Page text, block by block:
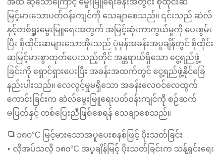
မြင့်မားသောပတ်ဝန်းကျင်ကို သေချာစေသည်။ ၎င်းသည် ဆဲလ်
နှင့်တစ်ရှူးမွေးမြူရေးအတွက် အမြင့်ဆုံးကာကွယ်မှုကို ပေးစွမ်း
ပြီး စိုထိုင်းဆများသောအိုးသည် ပုံမှန်အခန်းအပူချိန်တွင် စိုထိုင်း
ဆမြင့်မားစွာထုတ်ပေးသည့်တိုင် အန္တရာယ်ရှိသော ငွေ့ရည်ဖွဲ့
ခြင်းကို ရှောင်ရှားပေးပြီး အခန်းအထက်တွင် ငွေ့ရည်ဖွဲ့နိုင်ခြေ
နည်းပါးသည်။ လေလွင့်မှုမရှိသော အခန်းလေဝင်လေထွက်
ကောင်းခြင်းက ဆဲလ်မွေးမြူရေးပတ်ဝန်းကျင်ကို စဉ်ဆက်
မပြတ်နှင့် တစ်ပြေးညီဖြစ်စေရန် သေချာစေသည်။
❏ ၁၈၀°C မြင့်မားသောအပူပေးစနစ်ဖြင့် ပိုးသတ်ခြင်း
▸ လိုအပ်သလို ၁၈၀°C အပူချိန်မြင့် ပိုးသတ်ခြင်းက သန့်ရှင်းရေး